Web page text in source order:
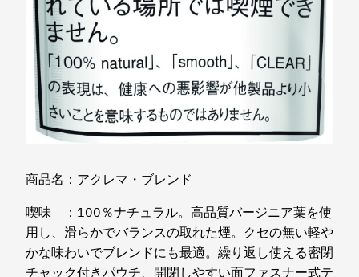
商品名：アクレマ・ブレンド
喫味 ：100％ナチュラル。高品質バージニア葉を使
用し、滑らかでバランスの取れた煙。クセの無い軽や
かな味わいでブレンドにも最適。繰り返し使える密閉
チャック付きパウチ、開閉しやすい面ファスナー式テ